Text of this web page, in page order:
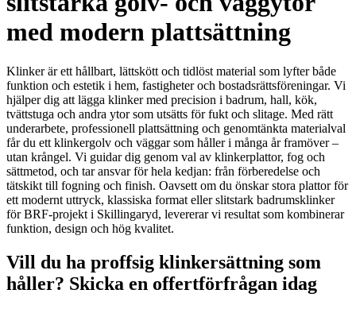
med modern plattsättning
Klinker är ett hållbart, lättskött och tidlöst material som lyfter både
funktion och estetik i hem, fastigheter och bostadsrättsföreningar. Vi
hjälper dig att lägga klinker med precision i badrum, hall, kök,
tvättstuga och andra ytor som utsätts för fukt och slitage. Med rätt
underarbete, professionell plattsättning och genomtänkta materialval
får du ett klinkergolv och väggar som håller i många år framöver –
utan krångel. Vi guidar dig genom val av klinkerplattor, fog och
sättmetod, och tar ansvar för hela kedjan: från förberedelse och
tätskikt till fogning och finish. Oavsett om du önskar stora plattor för
ett modernt uttryck, klassiska format eller slitstark badrumsklinker
för BRF-projekt i Skillingaryd, levererar vi resultat som kombinerar
funktion, design och hög kvalitet.
Vill du ha proffsig klinkersättning som
håller? Skicka en offertförfrågan idag